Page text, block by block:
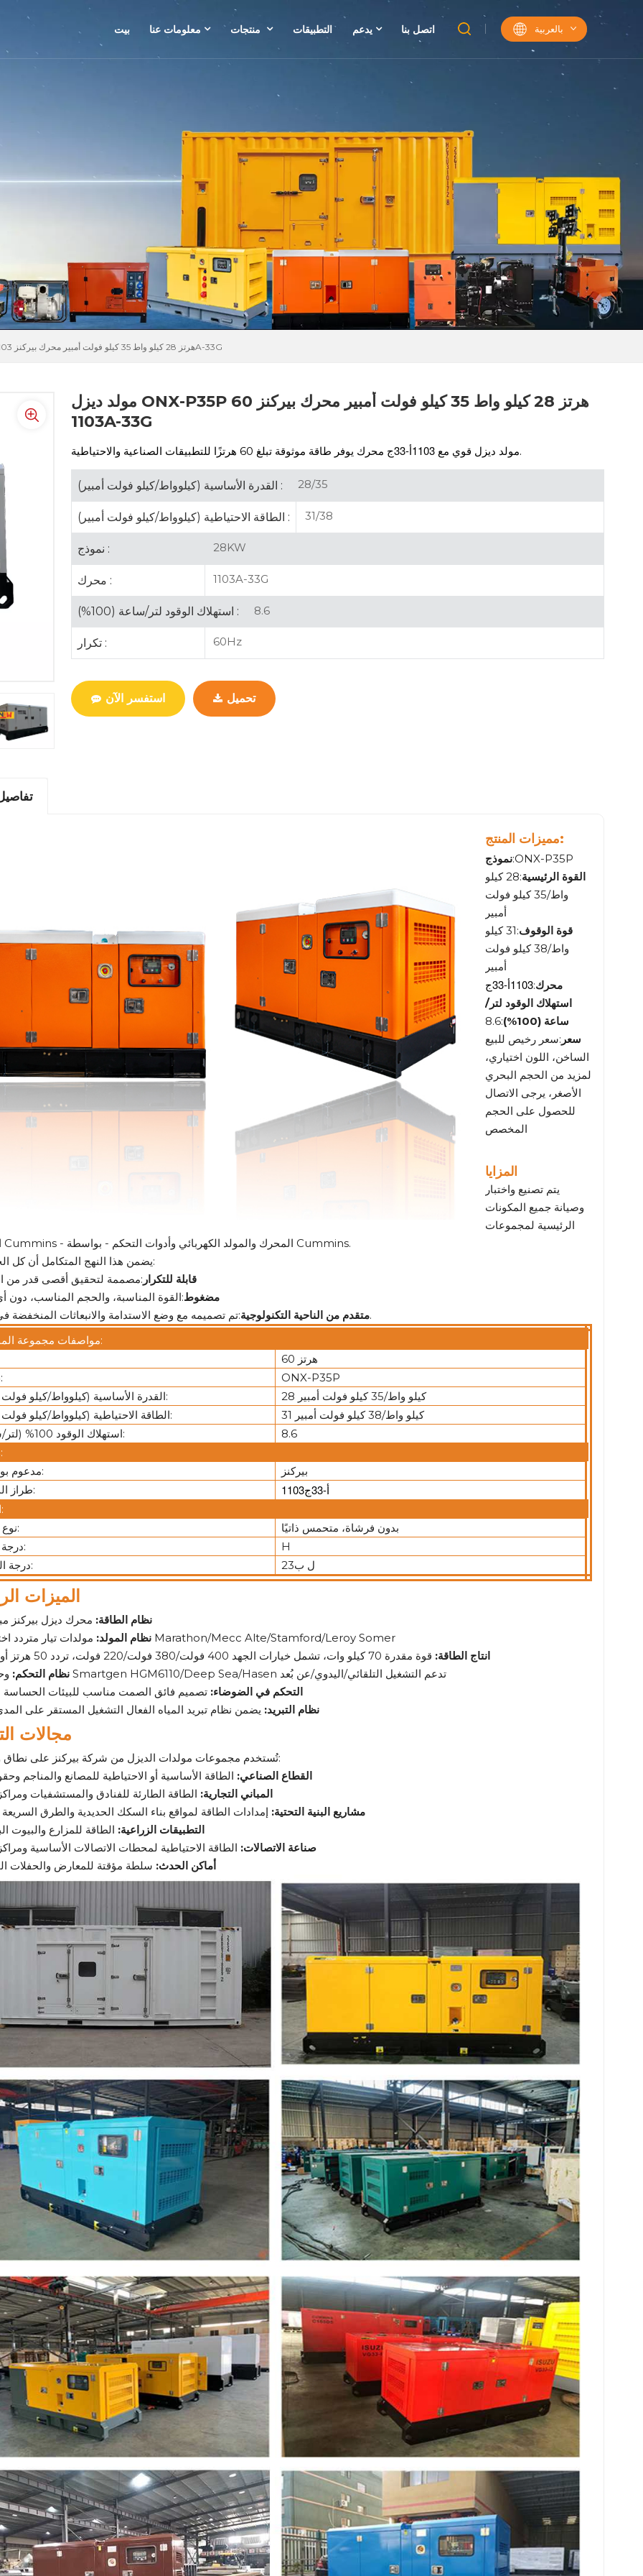
بيت معلومات عنا التطبيقات يدعم اتصل بنا بالعربية
مولد ديزل ONX-P35P 60 هرتز 28 كيلو واط 35 كيلو فولت أمبير محرك بيركنز 1103A-33G
مولد ديزل ONX-P35P 60 هرتز 28 كيلو واط 35 كيلو فولت أمبير محرك بيركنز
1103A-33G
مولد ديزل قوي مع 1103أ-33ج محرك يوفر طاقة موثوقة تبلغ 60 هرتزًا للتطبيقات الصناعية والاحتياطية.
القدرة الأساسية (كيلوواط/كيلو فولت أمبير) : 28/35
الطاقة الاحتياطية (كيلوواط/كيلو فولت أمبير) : 31/38
نموذج : 28KW
محرك : 1103A-33G
استهلاك الوقود لتر/ساعة (100%) : 8.6
تكرار : 60Hz
استفسر الآن تحميل
مميزات المنتج:
نموذج:ONX-P35P
القوة الرئيسية
:28 كيلو
واط/35 كيلو فولت
أمبير
قوة الوقوف
:31 كيلو
واط/38 كيلو فولت
أمبير
محرك:1103أ-33ج
استهلاك الوقود لتر/
ساعة (100%)
:8.6
سعر :سعر رخيص للبيع
الساخن، اللون اختياري،
لمزيد من الحجم البحري
الأصغر، يرجى الاتصال
للحصول على الحجم
المخصص
المزايا
يتم تصنيع واختبار
وصيانة جميع المكونات
الرئيسية لمجموعات
المولدات Cummins - المحرك والمولد الكهربائي وأدوات التحكم - بواسطة Cummins.
يضمن هذا النهج المتكامل أن كل الحلول هي:
قابلة للتكرار :مصممة لتحقيق أقصى قدر من
مضغوط:القوة المناسبة، والحجم المناسب، دون
متقدم من الناحية التكنولوجية:تم تصميمه مع وضع الاستدامة والانبعاثات المنخفضة في الاعتبار.
مواصفات مجموعة المولدات:
60 هرتز
نموذج:
ONX-P35P
القدرة الأساسية (كيلوواط/كيلو فولت أمبير):
28 كيلو واط/35 كيلو فولت أمبير
الطاقة الاحتياطية (كيلوواط/كيلو فولت أمبير):
31 كيلو واط/38 كيلو فولت أمبير
استهلاك الوقود 100% (لتر/ساعة):
8.6
محرك:
مدعوم بواسطة:
بيركنز
طراز المحرك:
1103أ-33ج
المولد:
نوع المثير:
بدون فرشاة، متحمس ذاتيًا
درجة العزل:
H
درجة الحماية:
ل ب23
نظام الطاقة: محرك ديزل بيركنز
نظام المولد:مولدات تيار متردد اختيارية من Marathon/Mecc Alte/Stamford/Leroy Somer
انتاج الطاقة: قوة مقدرة 70 كيلو وات، تشمل خيارات الجهد 400 فولت/380 فولت/220 فولت، تردد 50 هرتز أو 60 هرتز
نظام التحكم:
وحدة تحكم Smartgen HGM6110/Deep Sea/Hasen تدعم التشغيل التلقائي/اليدوي/عن بُعد
التحكم في الضوضاء:تصميم فائق الصمت مناسب للبيئات الحساسة
نظام التبريد: يضمن نظام تبريد المياه الفعال التشغيل المستقر على
مجالات
تُستخدم مجموعات مولدات الديزل من شركة بيركنز على نطاق واسع في:
القطاع الصناعي: الطاقة الأساسية أو الاحتياطية للمصانع والمناجم
المباني التجارية: الطاقة الطارئة للفنادق والمستشفيات ومراكز
مشاريع البنية التحتية: إمدادات الطاقة لمواقع بناء السكك الحديدية والطرق
التطبيقات الزراعية: الطاقة للمزارع والبيوت
صناعة الاتصالات: الطاقة الاحتياطية لمحطات الاتصالات الأساسية ومراكز
أماكن الحدث: سلطة مؤقتة للمعارض والحفلات